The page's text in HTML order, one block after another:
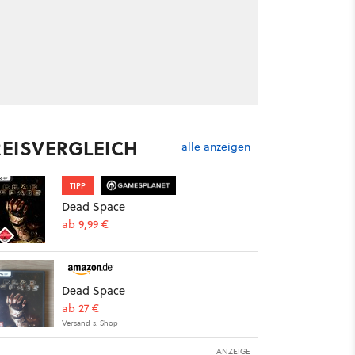
alle anzeigen
TIPP
Dead Space
ab 9,99 €
Dead Space
ab 27 €
Versand s. Shop
ANZEIGE